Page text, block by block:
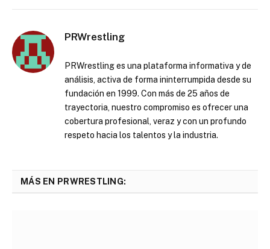
PRWrestling
PRWrestling es una plataforma informativa y de
análisis, activa de forma ininterrumpida desde su
fundación en 1999. Con más de 25 años de
trayectoria, nuestro compromiso es ofrecer una
cobertura profesional, veraz y con un profundo
respeto hacia los talentos y la industria.
MÁS EN PRWRESTLING: